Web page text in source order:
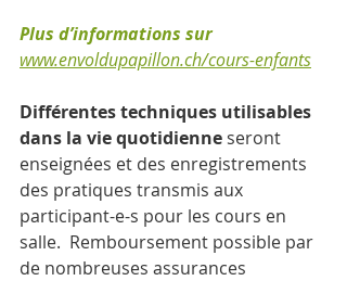
Plus d’informations sur
www.envoldupapillon.ch/cours-enfants
Différentes techniques utilisables
dans la vie quotidienne seront
enseignées et des enregistrements
des pratiques transmis aux
participant-e-s pour les cours en
salle.  Remboursement possible par
de nombreuses assurances